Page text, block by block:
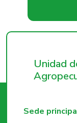
Unidad
Sede